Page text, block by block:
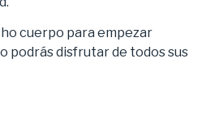
cuerpo para empezar
podrás disfrutar de todos sus